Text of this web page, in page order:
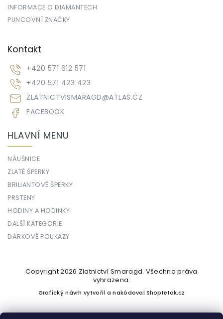
INFORMACE O DIAMANTECH
PUNCOVNÍ ZNAČKY
Kontakt
ZLATNICTVISMARAGD@ATLAS.CZ
+420 571 612 571
+420 571 423 423
FACEBOOK
HLAVNÍ MENU
NÁUŠNICE
ZLATÉ ŠPERKY
BRILIANTOVÉ ŠPERKY
PRSTENY
HODINY A HODINKY
DALŠÍ KATEGORIE
DÁRKOVÉ POUKAZY
Copyright 2026 Zlatnictví Smaragd. Všechna práva
vyhrazena.
Grafický návrh vytvořil a nakódovalShoptetak.cz